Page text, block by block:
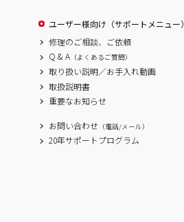
ユーザー様向け（サポートメニュー）
修理のご相談、ご依頼
Q & A （よくあるご質問）
取り扱い説明／お手入れ動画
取扱説明書
重要なお知らせ
お問い合わせ （電話/メール）
20年サポートプログラム